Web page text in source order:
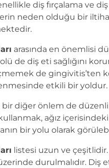
diş fırçalama ve
neden olduğu bir
arasında en önemlisi
de diş eti sağlığını
de gingivitis’ten
etkili bir yoldur.
bir diğer önlem de düzenli
ağız
bir yolu olarak
listesi uzun ve
durulmalıdır. Diş